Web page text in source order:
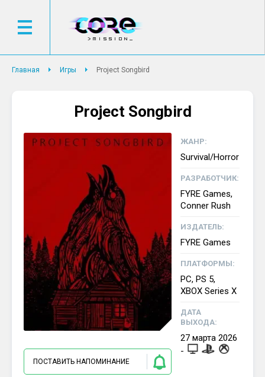
Главная Игры Project Songbird
Project Songbird
ПОСТАВИТЬ НАПОМИНАНИЕ
ЖАНР:
Survival/Horror
РАЗРАБОТЧИК:
FYRE Games,
Conner Rush
ИЗДАТЕЛЬ:
FYRE Games
ПЛАТФОРМЫ:
PC, PS 5,
XBOX Series X
ДАТА
ВЫХОДА:
27 марта 2026
-